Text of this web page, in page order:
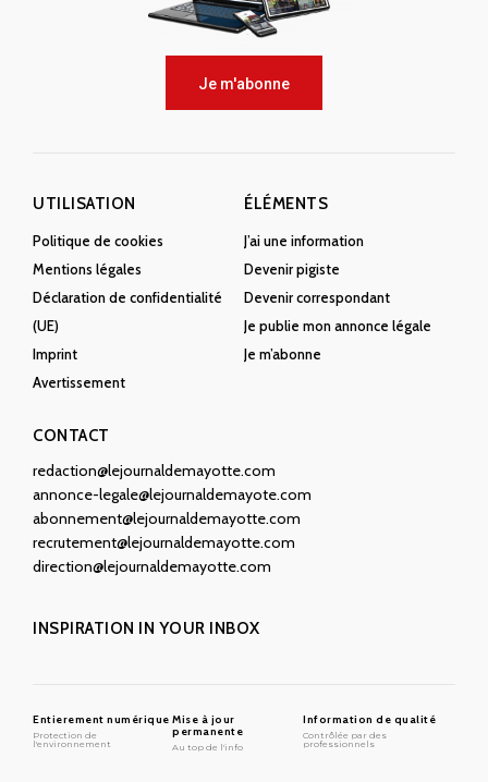
Je m'abonne
UTILISATION
Politique de cookies
Mentions légales
Déclaration de confidentialité
(UE)
Imprint
Avertissement
ÉLÉMENTS
J’ai une information
Devenir pigiste
Devenir correspondant
Je publie mon annonce légale
Je m’abonne
CONTACT
redaction@lejournaldemayotte.com
annonce-legale@lejournaldemayote.com
abonnement@lejournaldemayotte.com
recrutement@lejournaldemayotte.com
direction@lejournaldemayotte.com
INSPIRATION IN YOUR INBOX
Entierement numérique
Protection de
l'environnement
Mise à jour
permanente
Au top de l'info
Information de qualité
Contrôlée par des
professionnels